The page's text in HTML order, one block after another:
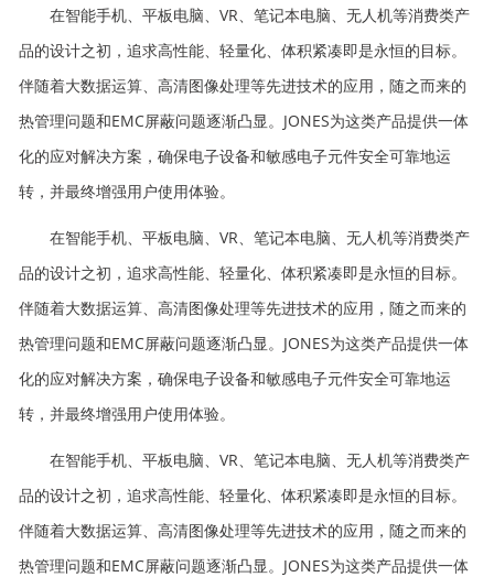
在智能手机、平板电脑、VR、笔记本电脑、无人机等消费类产
品的设计之初，追求高性能、轻量化、体积紧凑即是永恒的目标。
伴随着大数据运算、高清图像处理等先进技术的应用，随之而来的
热管理问题和EMC屏蔽问题逐渐凸显。JONES为这类产品提供一体
化的应对解决方案，确保电子设备和敏感电子元件安全可靠地运
转，并最终增强用户使用体验。
在智能手机、平板电脑、VR、笔记本电脑、无人机等消费类产
品的设计之初，追求高性能、轻量化、体积紧凑即是永恒的目标。
伴随着大数据运算、高清图像处理等先进技术的应用，随之而来的
热管理问题和EMC屏蔽问题逐渐凸显。JONES为这类产品提供一体
化的应对解决方案，确保电子设备和敏感电子元件安全可靠地运
转，并最终增强用户使用体验。
在智能手机、平板电脑、VR、笔记本电脑、无人机等消费类产
品的设计之初，追求高性能、轻量化、体积紧凑即是永恒的目标。
伴随着大数据运算、高清图像处理等先进技术的应用，随之而来的
热管理问题和EMC屏蔽问题逐渐凸显。JONES为这类产品提供一体